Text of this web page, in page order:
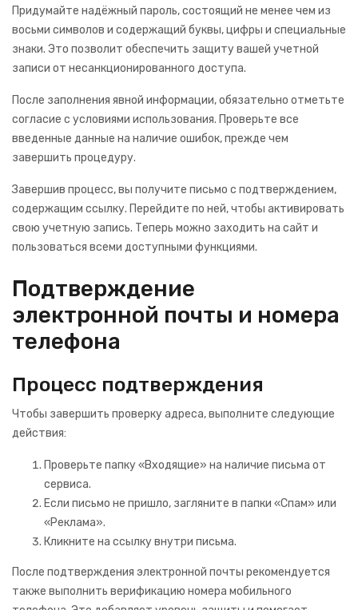
Придумайте надёжный пароль, состоящий не менее чем из
восьми символов и содержащий буквы, цифры и специальные
знаки. Это позволит обеспечить защиту вашей учетной
записи от несанкционированного доступа.
После заполнения явной информации, обязательно отметьте
согласие с условиями использования. Проверьте все
введенные данные на наличие ошибок, прежде чем
завершить процедуру.
Завершив процесс, вы получите письмо с подтверждением,
содержащим ссылку. Перейдите по ней, чтобы активировать
свою учетную запись. Теперь можно заходить на сайт и
пользоваться всеми доступными функциями.
Подтверждение
электронной почты и номера
телефона
Процесс подтверждения
Чтобы завершить проверку адреса, выполните следующие
действия:
Проверьте папку «Входящие» на наличие письма от
сервиса.
Если письмо не пришло, загляните в папки «Спам» или
«Реклама».
Кликните на ссылку внутри письма.
После подтверждения электронной почты рекомендуется
также выполнить верификацию номера мобильного